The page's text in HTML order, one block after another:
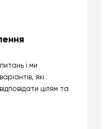
і ми
які
цілям та